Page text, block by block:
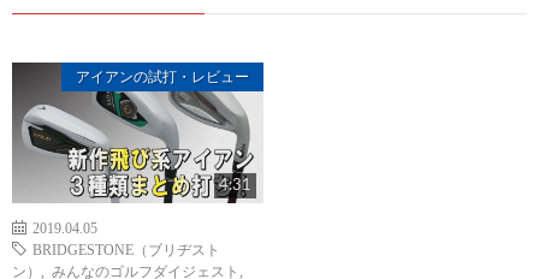
アイアンの試打・レビュー
4:31
2019.04.05
BRIDGESTONE（ブリヂスト
ン）
みんなのゴルフダイジェスト